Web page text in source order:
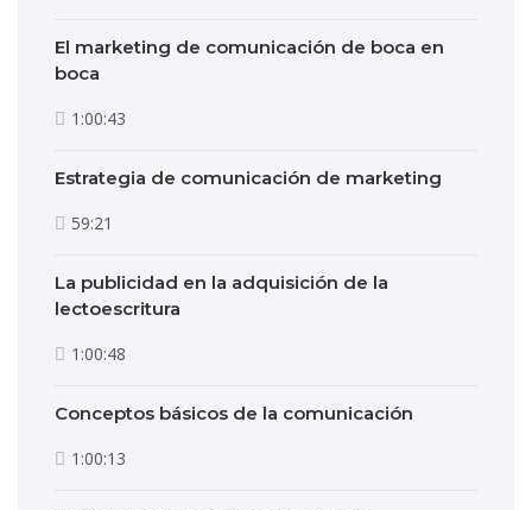
El marketing de comunicación de boca en
boca
1:00:43
Estrategia de comunicación de marketing
59:21
La publicidad en la adquisición de la
lectoescritura
1:00:48
Conceptos básicos de la comunicación
1:00:13